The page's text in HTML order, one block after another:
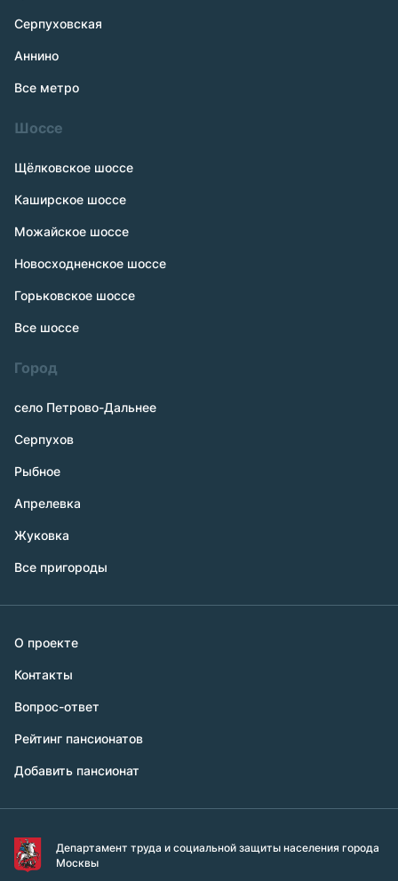
Серпуховская
Аннино
Все метро
Шоссе
Щёлковское шоссе
Каширское шоссе
Можайское шоссе
Новосходненское шоссе
Горьковское шоссе
Все шоссе
Город
село Петрово-Дальнее
Серпухов
Рыбное
Апрелевка
Жуковка
Все пригороды
О проекте
Контакты
Вопрос-ответ
Рейтинг пансионатов
Добавить пансионат
Департамент труда и социальной защиты населения города
Москвы